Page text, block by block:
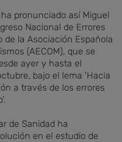
pronunciado así Miguel
Nacional de Errores
de la Asociación Española
(AECOM), que se
ayer y hasta el
bajo el lema 'Hacia
a través de los errores
de Sanidad ha
en el estudio de